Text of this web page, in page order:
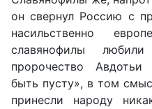
он свернул Россию с
насильственно
славянофилы любили
пророчество Авдотьи
быть пусту», в том
принесли народу